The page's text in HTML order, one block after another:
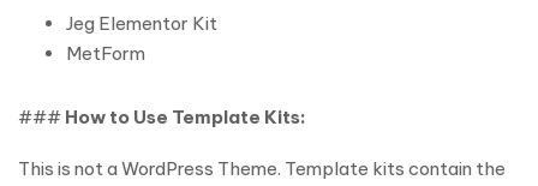
Jeg Elementor Kit
MetForm
### How to Use Template Kits:
This is not a WordPress Theme. Template kits contain the